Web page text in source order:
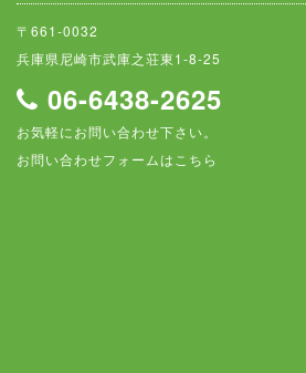
〒661-0032
兵庫県尼崎市武庫之荘東1-8-25
06-6438-2625
お気軽にお問い合わせ下さい。
お問い合わせフォームはこちら